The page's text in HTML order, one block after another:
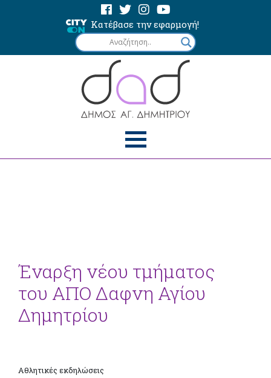
Κατέβασε την εφαρμογή!
Έναρξη νέου τμήματος
του ΑΠΟ Δαφνη Αγίου
Δημητρίου
Αθλητικές εκδηλώσεις